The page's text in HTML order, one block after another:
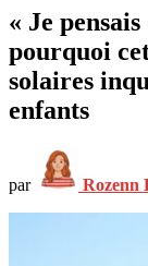
« Je
pourquoi
solaires
enfants
par Rozenn